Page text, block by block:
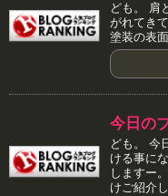
ども。 肩
がれてき
塗装の表
今日の
ども。 今
ける事に
しますー
けご紹介